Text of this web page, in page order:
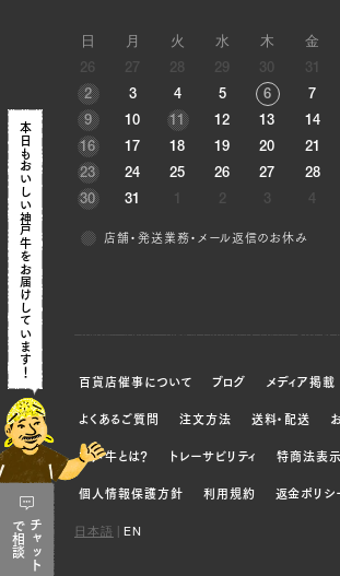
日 月 火 水 木 金
26
27 28 29 30 31
2
3 4 5 6 7
9
10 11 12 13 14
16
17 18 19 20 21
23
24 25 26 27 28
30
31 1 2 3 4
店舗・発送業務・メール返信のお休み
百貨店催事について ブログ メディア掲載
よくあるご質問 注文方法 送料・配送
神戸牛とは？ トレーサビリティ 特商法表示
個人情報保護方針 利用規約 返金ポリシ
日本語 EN
本日も
おいしい神戸牛を
お届けしています！
チャット
で
相談